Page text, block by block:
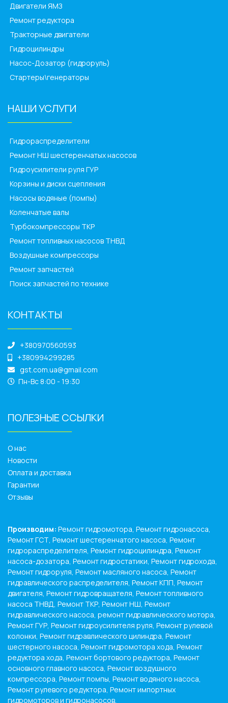
Двигатели ЯМЗ
Ремонт редуктора
Тракторные двигатели
Гидроцилиндры
Насос-Дозатор (гидроруль)
Стартеры\генераторы
НАШИ УСЛУГИ
Гидрораспределители
Ремонт НШ шестеренчатых насосов
Гидроусилители руля ГУР
Корзины и диски сцепления
Насосы водяные (помпы)
Коленчатые валы
Турбокомпрессоры ТКР
Ремонт топливных насосов ТНВД
Воздушные компрессоры
Ремонт запчастей
Поиск запчастей по технике
КОНТАКТЫ
+380970560593
+380994299285
gst.com.ua@gmail.com
Пн-Вс 8:00 - 19:30
ПОЛЕЗНЫЕ ССЫЛКИ
О нас
Новости
Оплата и доставка
Гарантии
Отзывы
Производим: Ремонт гидромотора, Ремонт гидронасоса,
Ремонт ГСТ, Ремонт шестеренчатого насоса, Ремонт
гидрораспределителя, Ремонт гидроцилиндра, Ремонт
насоса-дозатора, Ремонт гидростатики, Ремонт гидрохода,
Ремонт гидроруля, Ремонт масляного насоса, Ремонт
гидравлического распределителя, Ремонт КПП, Ремонт
двигателя, Ремонт гидровращателя, Ремонт топливного
насоса ТНВД, Ремонт ТКР, Ремонт НШ, Ремонт
гидравлического насоса, ремонт гидравлического мотора,
Ремонт ГУР, Ремонт гидроусилителя руля, Ремонт рулевой
колонки, Ремонт гидравлического цилиндра, Ремонт
шестерного насоса, Ремонт гидромотора хода, Ремонт
редуктора хода, Ремонт бортового редуктора, Ремонт
основного главного насоса, Ремонт воздушного
компрессора, Ремонт помпы, Ремонт водяного насоса,
Ремонт рулевого редуктора, Ремонт импортных
гидромоторов и гидронасосов.